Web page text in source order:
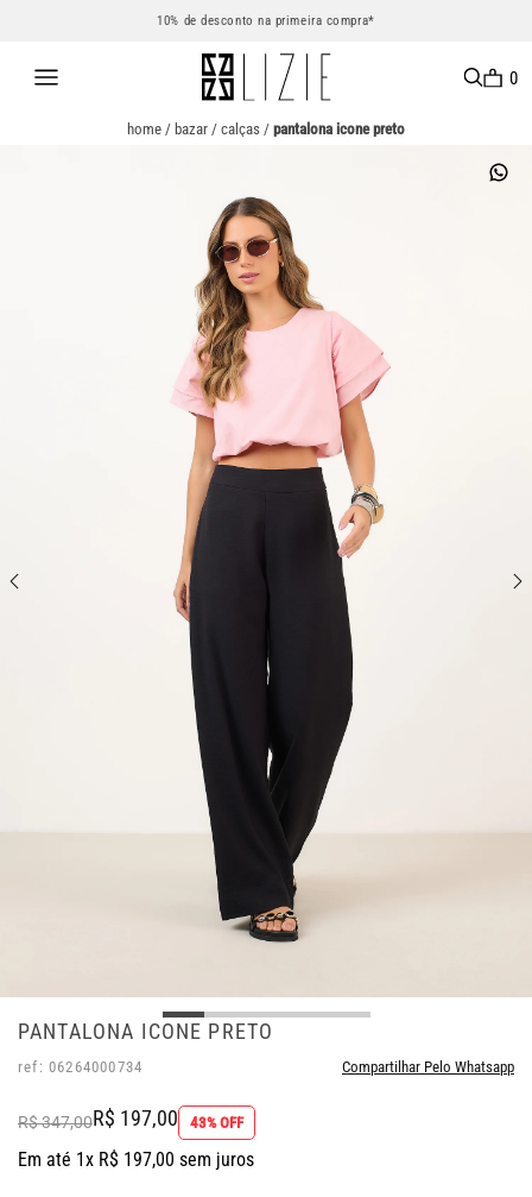
10% de desconto na primeira compra*
0
home / bazar / calças / pantalona icone preto
PANTALONA ICONE PRETO
ref: 06264000734 Compartilhar Pelo Whatsapp
R$ 347,00R$ 197,00 43% OFF
Em até 1x R$ 197,00 sem juros